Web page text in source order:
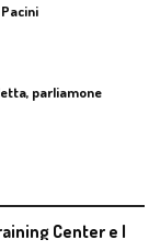
parliamone